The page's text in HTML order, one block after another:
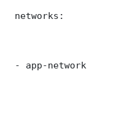
networks:
- app-network